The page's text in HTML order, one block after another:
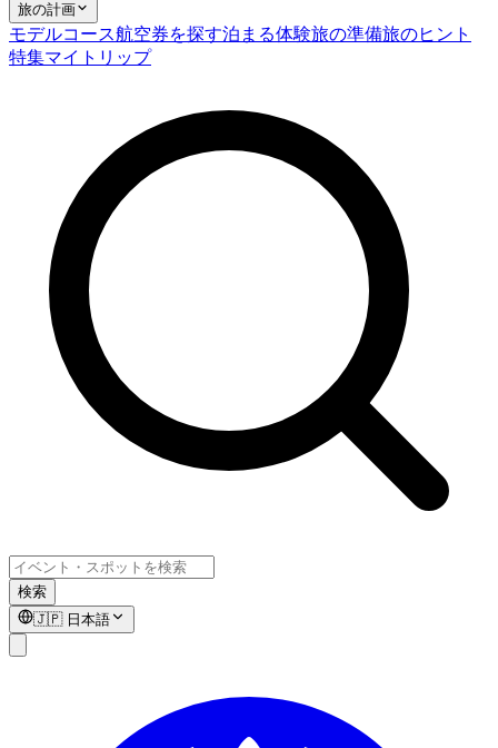
旅の計画
モデルコース航空券を探す泊まる体験旅の準備旅のヒント
特集マイトリップ
検索
🇯🇵 日本語